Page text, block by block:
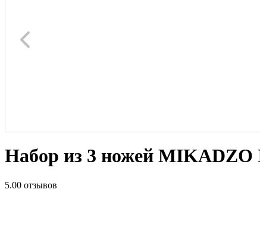
Набор из 3 ножей MIKADZO
5.00 отзывов